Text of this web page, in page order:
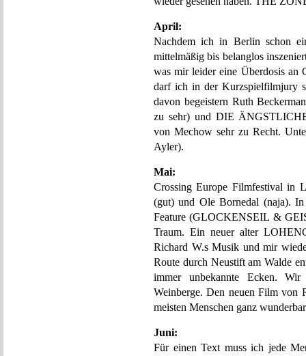
April:
Nachdem ich in Berlin schon
mittelmäßig bis belanglos
was mir leider eine Überdosis an
darf ich in der Kurzspielfilmjury
davon begeistern Ruth
zu sehr) und DIE
von Mechow sehr zu Recht.
Ayler).
Mai:
Crossing Europe Filmfestival in
(gut) und Ole Bornedal (naja).
Feature (GLOCKENSEIL &
Traum. Ein neuer alter
Richard W.s Musik und mir
Route durch Neustift am Walde
immer unbekannte Ecken.
Weinberge. Den neuen Film von
meisten Menschen ganz
Juni:
Für einen Text muss ich jede